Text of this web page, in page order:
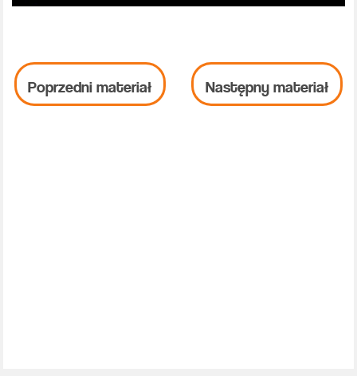
Poprzedni materiał Następny materiał